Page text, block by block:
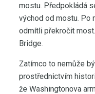
mostu. Předpokládá
východ od mostu. Po
odmítli překročit
Bridge.
Zatímco to nemůže
prostřednictvím
že Washingtonova